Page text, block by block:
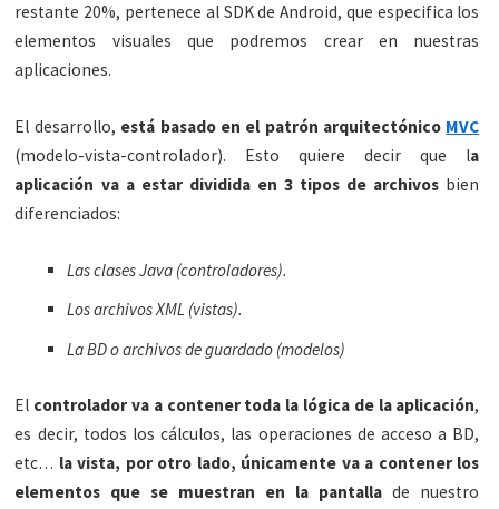
restante 20%, pertenece al SDK de Android, que especifica los
elementos visuales que podremos crear en nuestras
aplicaciones.
El desarrollo, está basado en el patrón arquitectónico MVC
(modelo-vista-controlador). Esto quiere decir que la
aplicación va a estar dividida en 3 tipos de archivos bien
diferenciados:
Las clases Java (controladores).
Los archivos XML (vistas).
La BD o archivos de guardado (modelos)
El controlador va a contener toda la lógica de la aplicación,
es decir, todos los cálculos, las operaciones de acceso a BD,
etc… la vista, por otro lado, únicamente va a contener los
elementos que se muestran en la pantalla de nuestro